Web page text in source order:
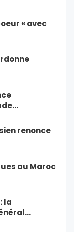
« avec
renonce
au Maroc
la